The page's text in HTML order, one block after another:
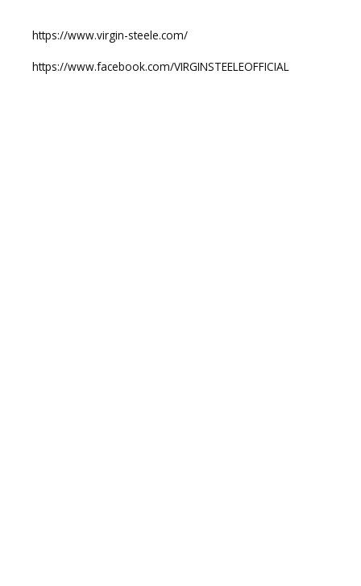
https://www.virgin-steele.com/
https://www.facebook.com/VIRGINSTEELEOFFICIAL